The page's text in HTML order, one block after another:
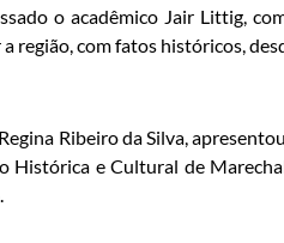
o acadêmico Jair Littig,
região, com fatos históricos,
Ribeiro da Silva,
Histórica e Cultural de